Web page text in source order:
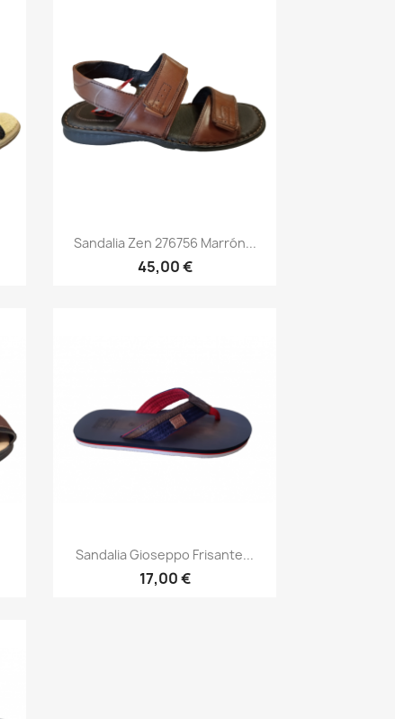
Vista rápida
Sandalia Zen 276756 Marrón...
45,00 €
Vista rápida
Sandalia Gioseppo Frisante...
17,00 €